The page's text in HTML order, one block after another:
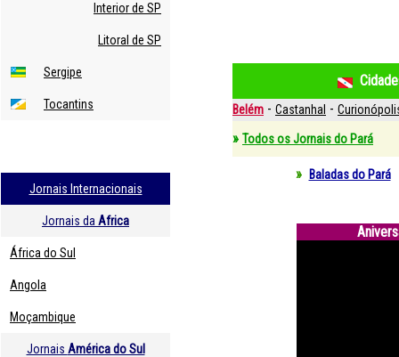
Interior de SP
Litoral de SP
Sergipe
Tocantins
Jornais Internacionais
Jornais da Africa
África do Sul
Angola
Moçambique
Jornais América do Sul
Belém - Castanhal -
» Todos os Jornais do Pará
» Baladas do Pará